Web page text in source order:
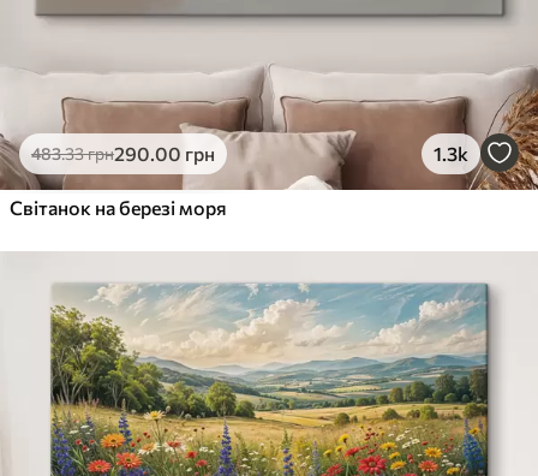
483.33грн290.00 грн 1.3k
Світанок на березі моря